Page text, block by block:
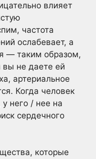
влияет
частота
ослабевает, а
— таким образом,
вы не даете ей
артериальное
Когда человек
него / нее на
сердечного
которые